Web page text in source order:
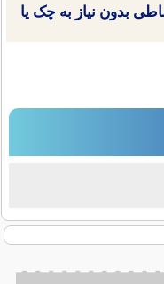
بدون نیاز به چک یا